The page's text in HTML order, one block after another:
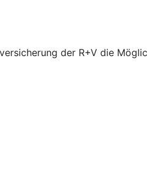
der R+V die